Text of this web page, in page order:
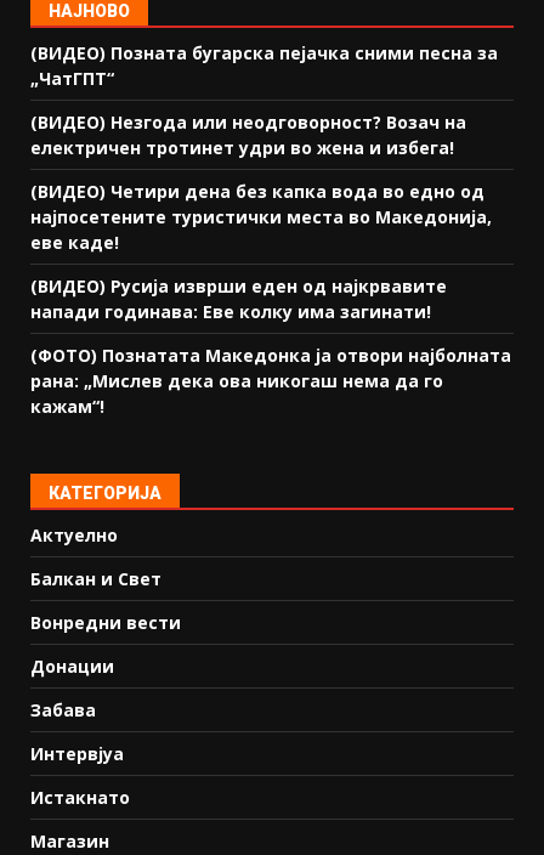
НАЈНОВО
(ВИДЕО) Позната бугарска пејачка сними песна за
„ЧатГПТ“
(ВИДЕО) Незгода или неодговорност? Возач на
електричен тротинет удри во жена и избега!
(ВИДЕО) Четири дена без капка вода во едно од
најпосетените туристички места во Македонија,
еве каде!
(ВИДЕО) Русија изврши еден од најкрвавите
напади годинава: Еве колку има загинати!
(ФОТО) Познатата Македонка ја отвори најболната
рана: „Мислев дека ова никогаш нема да го
кажам“!
КАТЕГОРИЈА
Актуелно
Балкан и Свет
Вонредни вести
Донации
Забава
Интервјуа
Истакнато
Магазин